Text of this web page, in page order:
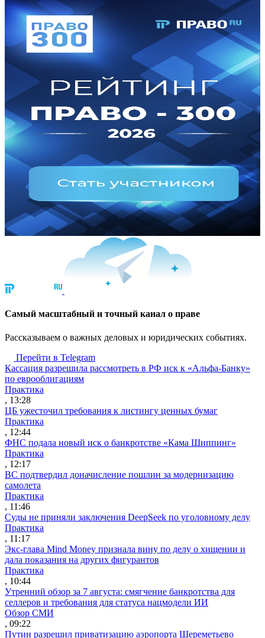
Cамый масштабный и точный канал о праве
Рассказываем о важных деловых и юридических событиях.
Перейти в Telegram
Кассация разрешила рассмотреть в РФ иск к «Альфа-Банку»
по еврооблигациям
Практика
, 13:28
ЦБ ужесточил требования к листингу ценных бумаг
Практика
, 12:44
ФНС подала новый иск о банкротстве «Кама Шиппинг»
Практика
, 12:17
ВС подтвердил доначисление пошлин за модернизацию
самолета
Практика
, 11:46
Суды не приняли заключения DeepSeek по уголовному делу
Практика
, 11:17
Экс-глава Mind Money признала вину по делу о хищении и
дала показания на других фигурантов
Практика
, 10:44
Утренний обзор за 7 августа: смягчение банкротства для
селлеров и требования для статуса нацмодели ИИ
Обзор СМИ
, 09:22
Путин разрешил приватизацию аэропорта Шереметьево